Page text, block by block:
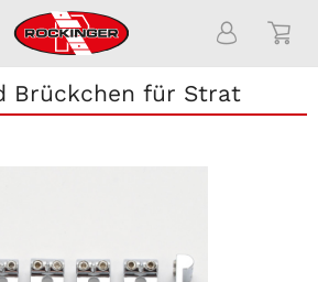
Brückchen für Strat